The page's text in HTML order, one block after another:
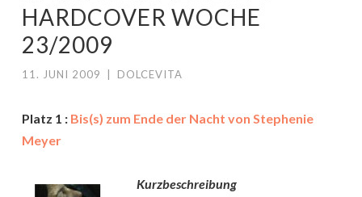
HARDCOVER WOCHE
23/2009
11. JUNI 2009 DOLCEVITA
Platz 1 : Bis(s) zum Ende der Nacht von Stephenie
Meyer
Kurzbeschreibung